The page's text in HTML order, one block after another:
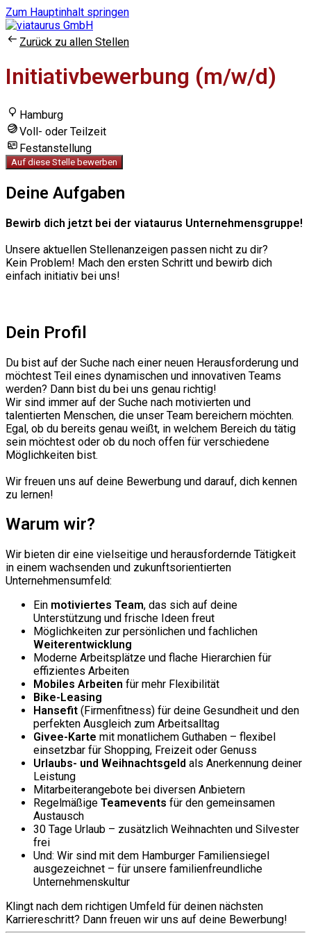
Zum Hauptinhalt springen
Zurück zu allen Stellen
Initiativbewerbung (m/w/d)
Hamburg
Voll- oder Teilzeit
Festanstellung
Auf diese Stelle bewerben
Deine Aufgaben
Bewirb dich jetzt bei der viataurus Unternehmensgruppe!
Unsere aktuellen Stellenanzeigen passen nicht zu dir?
Kein Problem! Mach den ersten Schritt und bewirb dich
einfach initiativ bei uns!
Dein Profil
Du bist auf der Suche nach einer neuen Herausforderung und
möchtest Teil eines dynamischen und innovativen Teams
werden? Dann bist du bei uns genau richtig!
Wir sind immer auf der Suche nach motivierten und
talentierten Menschen, die unser Team bereichern möchten.
Egal, ob du bereits genau weißt, in welchem Bereich du tätig
sein möchtest oder ob du noch offen für verschiedene
Möglichkeiten bist.
Wir freuen uns auf deine Bewerbung und darauf, dich kennen
zu lernen!
Warum wir?
Wir bieten dir eine vielseitige und herausfordernde Tätigkeit
in einem wachsenden und zukunftsorientierten
Unternehmensumfeld:
Ein motiviertes Team, das sich auf deine
Unterstützung und frische Ideen freut
Möglichkeiten zur persönlichen und fachlichen
Weiterentwicklung
Moderne Arbeitsplätze und flache Hierarchien für
effizientes Arbeiten
Mobiles Arbeiten für mehr Flexibilität
Bike-Leasing
Hansefit (Firmenfitness) für deine Gesundheit und den
perfekten Ausgleich zum Arbeitsalltag
Givee-Karte mit monatlichem Guthaben – flexibel
einsetzbar für Shopping, Freizeit oder Genuss
Urlaubs- und Weihnachtsgeld als Anerkennung deiner
Leistung
Mitarbeiterangebote bei diversen Anbietern
Regelmäßige Teamevents für den gemeinsamen
Austausch
30 Tage Urlaub – zusätzlich Weihnachten und Silvester
frei
Und: Wir sind mit dem Hamburger Familiensiegel
ausgezeichnet – für unsere familienfreundliche
Unternehmenskultur
Klingt nach dem richtigen Umfeld für deinen nächsten
Karriereschritt? Dann freuen wir uns auf deine Bewerbung!